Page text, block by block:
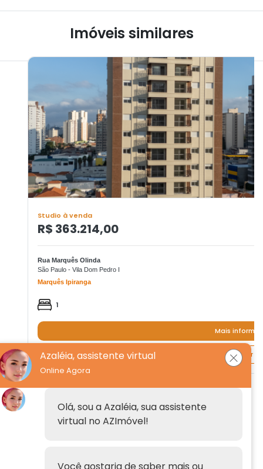
Azaléia, assistente virtual
Online Agora
Olá, sou a Azaléia, sua assistente
virtual no AZImóvel!
Você gostaria de saber mais ou
Imóveis similares
Studio à venda
R$ 363.214,00
Rua Marquês Olinda
São Paulo - Vila Dom Pedro I
Marquês Ipiranga
1
Mais
Quero agendar
Institucional